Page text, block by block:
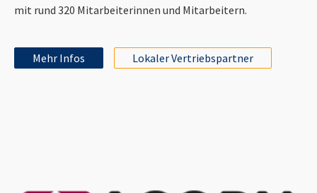
mit rund 320 Mitarbeiterinnen und Mitarbeitern.
Mehr Infos Lokaler Vertriebspartner